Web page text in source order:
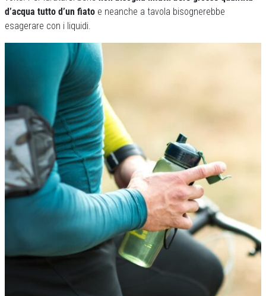
d’acqua tutto d’un fiato e neanche a tavola bisognerebbe
esagerare con i liquidi.